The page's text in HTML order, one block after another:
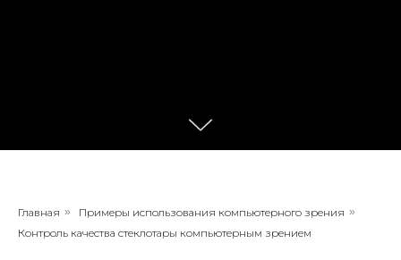
Главная » Примеры использования компьютерного зрения »
Контроль качества стеклотары​ компьютерным зрением